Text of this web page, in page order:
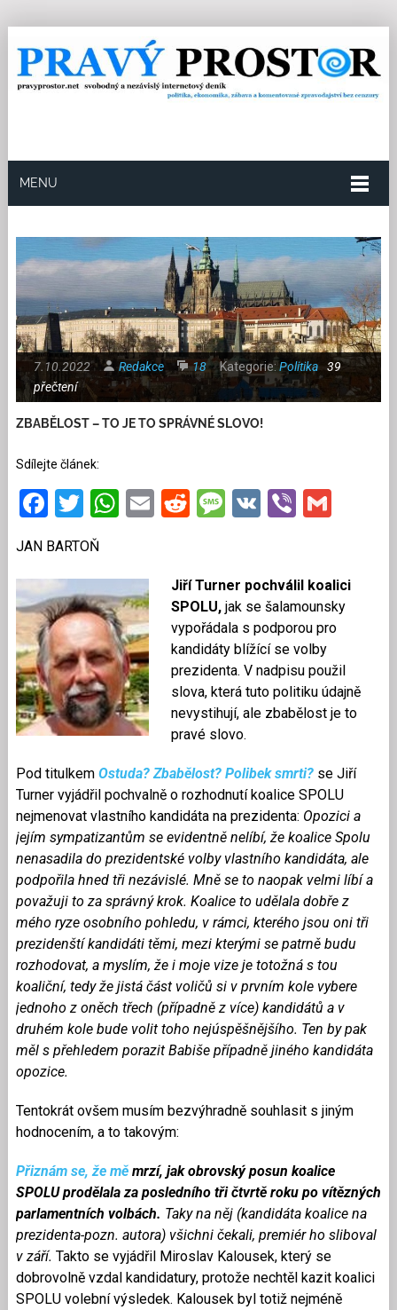
MENU
7.10.2022 Redakce 18 Kategorie:Politika
39
přečtení
ZBABĚLOST – TO JE TO SPRÁVNÉ SLOVO!
Sdílejte článek:
Facebook
Twitter
WhatsApp
EmailRedditMessage
VKViber
JAN BARTOŇ
Jiří Turner pochválil koalici
SPOLU,jak se šalamounsky
vypořádala s podporou pro
kandidáty blížící se volby
prezidenta. V nadpisu použil
slova, která tuto politiku údajně
nevystihují, ale zbabělost je to
pravé slovo.
Pod titulkem Ostuda? Zbabělost? Polibek smrti? se Jiří
Turner vyjádřil pochvalně o rozhodnutí koalice SPOLU
nejmenovat vlastního kandidáta na prezidenta: Opozici a
jejím sympatizantům se evidentně nelíbí, že koalice Spolu
nenasadila do prezidentské volby vlastního kandidáta, ale
podpořila hned tři nezávislé. Mně se to naopak velmi líbí a
považuji to za správný krok. Koalice to udělala dobře z
mého ryze osobního pohledu, v rámci, kterého jsou oni tři
prezidenští kandidáti těmi, mezi kterými se patrně budu
rozhodovat, a myslím, že i moje vize je totožná s tou
koaliční, tedy že jistá část voličů si v prvním kole vybere
jednoho z oněch třech (případně z více) kandidátů a v
druhém kole bude volit toho nejúspěšnějšího. Ten by pak
měl s přehledem porazit Babiše případně jiného kandidáta
opozice.
Tentokrát ovšem musím bezvýhradně souhlasit s jiným
hodnocením, a to takovým:
Přiznám se, že měmrzí, jak obrovský posun koalice
SPOLU prodělala za posledního tři čtvrtě roku po vítězných
parlamentních volbách. Taky na něj (kandidáta koalice na
prezidenta-pozn. autora) všichni čekali, premiér ho sliboval
v září. Takto se vyjádřil Miroslav Kalousek, který se
dobrovolně vzdal kandidatury, protože nechtěl kazit koalici
SPOLU volební výsledek. Kalousek byl totiž nejméně